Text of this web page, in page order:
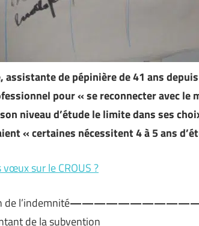
assistante de pépinière de 41 ans
pour « se reconnecter avec le
niveau d’étude le limite dans ses
« certaines nécessitent 4 à 5 ans
sur le CROUS ?
l’indemnité
de la subvention